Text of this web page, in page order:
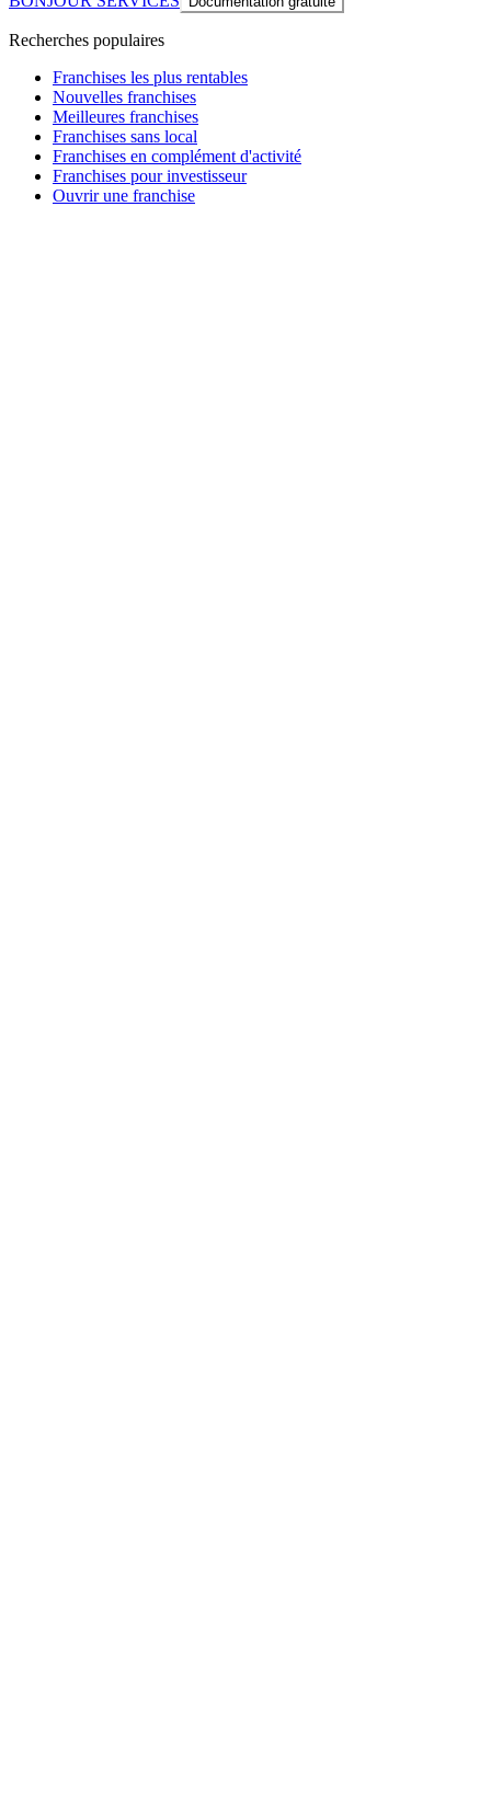
Recherches populaires
Franchises les plus rentables
Nouvelles franchises
Meilleures franchises
Franchises sans local
Franchises en complément d'activité
Franchises pour investisseur
Ouvrir une franchise